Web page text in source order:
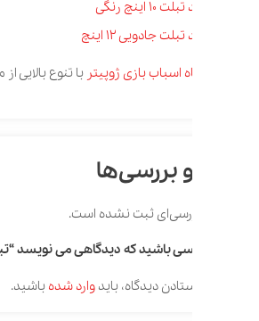
جادویی 12 اینچ
‌اسباب ‌بازی ‌ژوپیتر‌با ‌تنوع ‌‌بالایی ‌از ‌محصولات
بررسی‌ها
ثبت نشده است.
باشید که دیدگاهی می نویسد “تبلت 16 اینج رنگی”
دیدگاه، باید وارد شدهباشید.